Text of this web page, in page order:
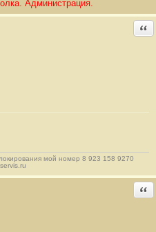
Администрация.
мой номер 8 923 158 9270